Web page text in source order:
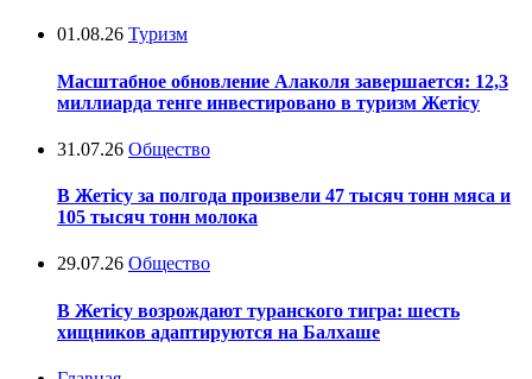
01.08.26 Туризм
Масштабное обновление Алаколя завершается: 12,3
миллиарда тенге инвестировано в туризм Жетісу
31.07.26 Общество
В Жетісу за полгода произвели 47 тысяч тонн мяса и
105 тысяч тонн молока
29.07.26 Общество
В Жетісу возрождают туранского тигра: шесть
хищников адаптируются на Балхаше